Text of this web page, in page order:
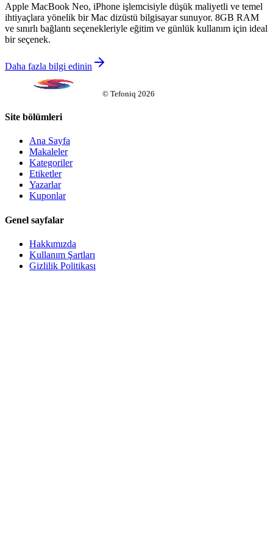
Apple MacBook Neo, iPhone işlemcisiyle düşük maliyetli ve temel
ihtiyaçlara yönelik bir Mac dizüstü bilgisayar sunuyor. 8GB RAM
ve sınırlı bağlantı seçenekleriyle eğitim ve günlük kullanım için ideal
bir seçenek.
Daha fazla bilgi edinin
© Tefoniq 2026
Site bölümleri
Ana Sayfa
Makaleler
Kategoriler
Etiketler
Yazarlar
Kuponlar
Genel sayfalar
Hakkımızda
Kullanım Şartları
Gizlilik Politikası